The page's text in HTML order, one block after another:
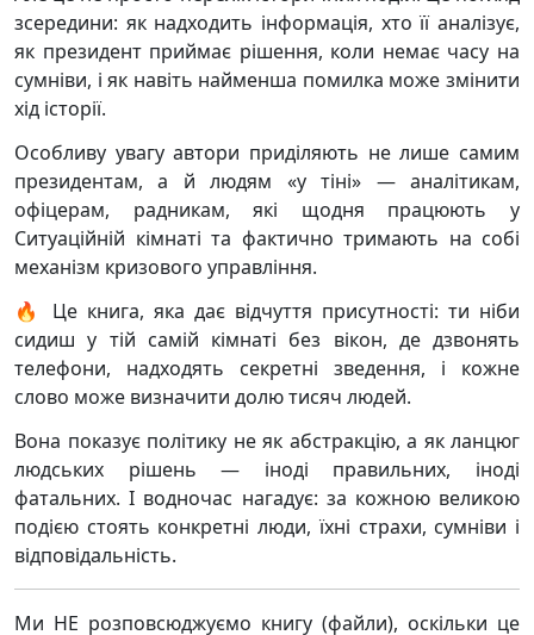
зсередини: як надходить інформація, хто її аналізує,
як президент приймає рішення, коли немає часу на
сумніви, і як навіть найменша помилка може змінити
хід історії.
Особливу увагу автори приділяють не лише самим
президентам, а й людям «у тіні» — аналітикам,
офіцерам, радникам, які щодня працюють у
Ситуаційній кімнаті та фактично тримають на собі
механізм кризового управління.
🔥 Це книга, яка дає відчуття присутності: ти ніби
сидиш у тій самій кімнаті без вікон, де дзвонять
телефони, надходять секретні зведення, і кожне
слово може визначити долю тисяч людей.
Вона показує політику не як абстракцію, а як ланцюг
людських рішень — іноді правильних, іноді
фатальних. І водночас нагадує: за кожною великою
подією стоять конкретні люди, їхні страхи, сумніви і
відповідальність.
Ми НЕ розповсюджуємо книгу (файли), оскільки це